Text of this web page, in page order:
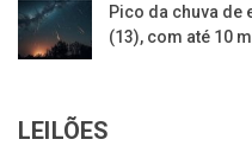
Pico da chuva de
(13), com até 10
LEILÕES